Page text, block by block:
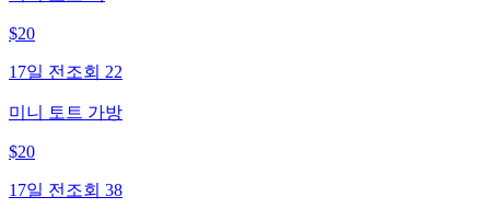
$20
17일 전 조회 22
미니 토트 가방
$20
17일 전 조회 38